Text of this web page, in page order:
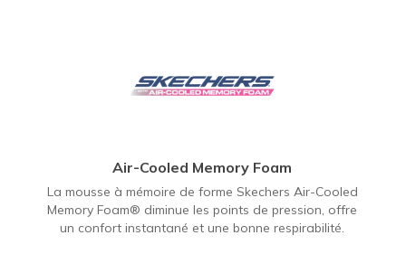
Air-Cooled Memory Foam
La mousse à mémoire de forme Skechers Air-Cooled
Memory Foam® diminue les points de pression, offre
un confort instantané et une bonne respirabilité.